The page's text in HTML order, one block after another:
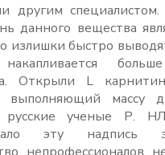
другим
данного вещества
излишки быстро
больше
Открыли L
массу
русские ученые Р.
эту надпись